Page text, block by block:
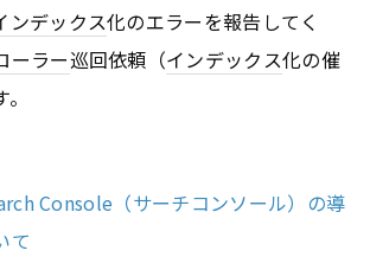
ンデックス化のエラーを報告してく
ーラー巡回依頼（インデックス化の催
Console（サーチコンソール）の導
て